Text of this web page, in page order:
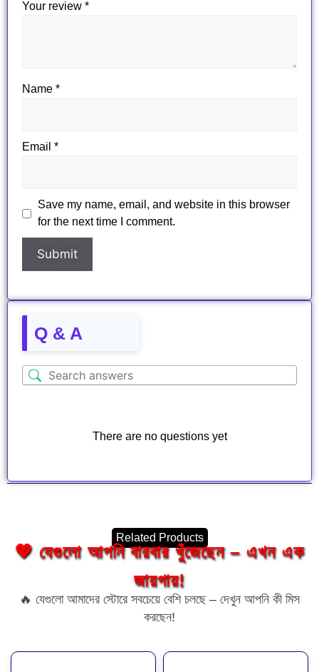
Your review *
Name *
Email *
Save my name, email, and website in this browser
for the next time I comment.
Q & A
There are no questions yet
Related Products
💖 যেগুলো আপনি বারবার খুঁজেছেন – এখন এক
জায়গায়!
🔥 যেগুলো আমাদের স্টোরে সবচেয়ে বেশি চলছে – দেখুন আপনি কী মিস
করছেন!